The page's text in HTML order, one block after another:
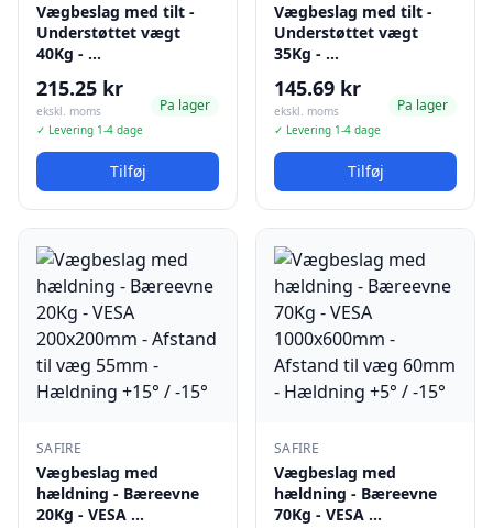
Vægbeslag med tilt -
Understøttet vægt
40Kg - …
215.25 kr
ekskl. moms
✓ Levering 1-4 dage
Pa lager
Tilføj
Vægbeslag med tilt -
Understøttet vægt
35Kg - …
145.69 kr
ekskl. moms
✓ Levering 1-4 dage
Pa lager
Tilføj
SAFIRE
Vægbeslag med
hældning - Bæreevne
20Kg - VESA …
SAFIRE
Vægbeslag med
hældning - Bæreevne
70Kg - VESA …